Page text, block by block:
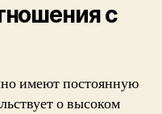
с
имеют постоянную
о высоком